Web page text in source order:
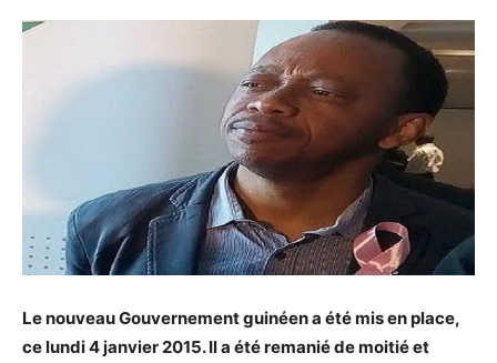
Le nouveau Gouvernement guinéen a été mis en place,
ce lundi 4 janvier 2015. Il a été remanié de moitié et